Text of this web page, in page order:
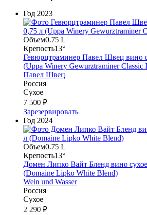
Год 2023
Объем0.75 L
Крепость13°
Гевюрцтраминер Павел Швец вино
(Uppa Winery Gewurztraminer Classic
Павел Швец
Россия
Сухое
7 500 ₽
Зарезервировать
Год 2024
Объем0.75 L
Крепость13°
Домен Липко Вайт Бленд вино
(Domaine Lipko White Blend)
Wein und Wasser
Россия
Сухое
2 290 ₽